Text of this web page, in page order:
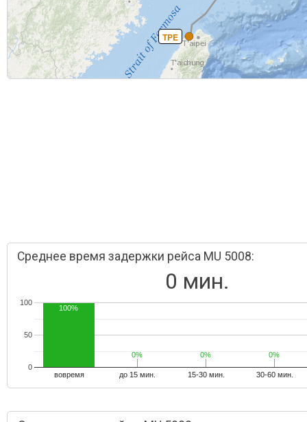
TPE
Среднее время задержки рейса MU 5008:
0 мин.
вовремя до 15 мин. 15-30 мин. 30-60 мин.
0
50
100
100%
0%
0% 0%
0% 0%
0%